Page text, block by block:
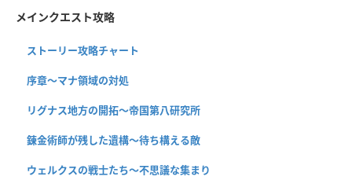
メインクエスト攻略
ストーリー攻略チャート
序章〜マナ領域の対処
リグナス地方の開拓〜帝国第八研究所
錬金術師が残した遺構〜待ち構える敵
ウェルクスの戦士たち〜不思議な集まり